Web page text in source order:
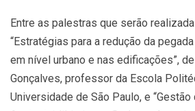
Entre as palestras que serão
“Estratégias para a redução da
em nível urbano e nas edificações”,
Gonçalves, professor da Escola
Universidade de São Paulo, e “Gestão